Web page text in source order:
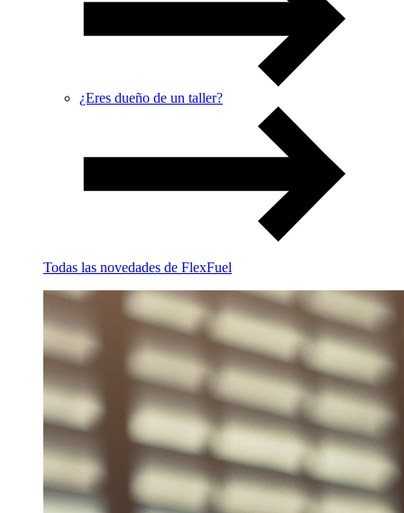
¿Eres dueño de un taller?
Todas las novedades de FlexFuel